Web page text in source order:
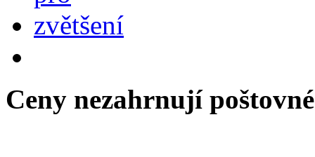
Ceny nezahrnují